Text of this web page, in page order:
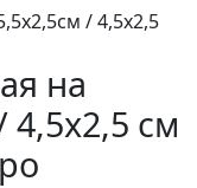
/ 4,5х2,5
на
4,5х2,5 см